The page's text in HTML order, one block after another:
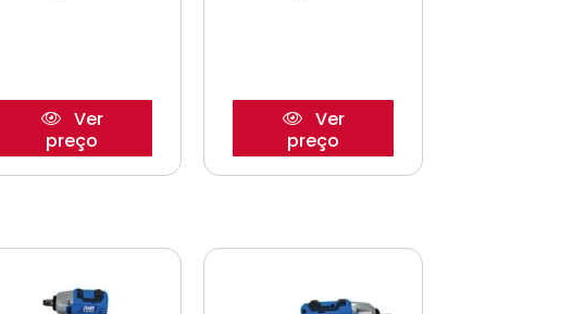
Ver
preço
Ver
preço